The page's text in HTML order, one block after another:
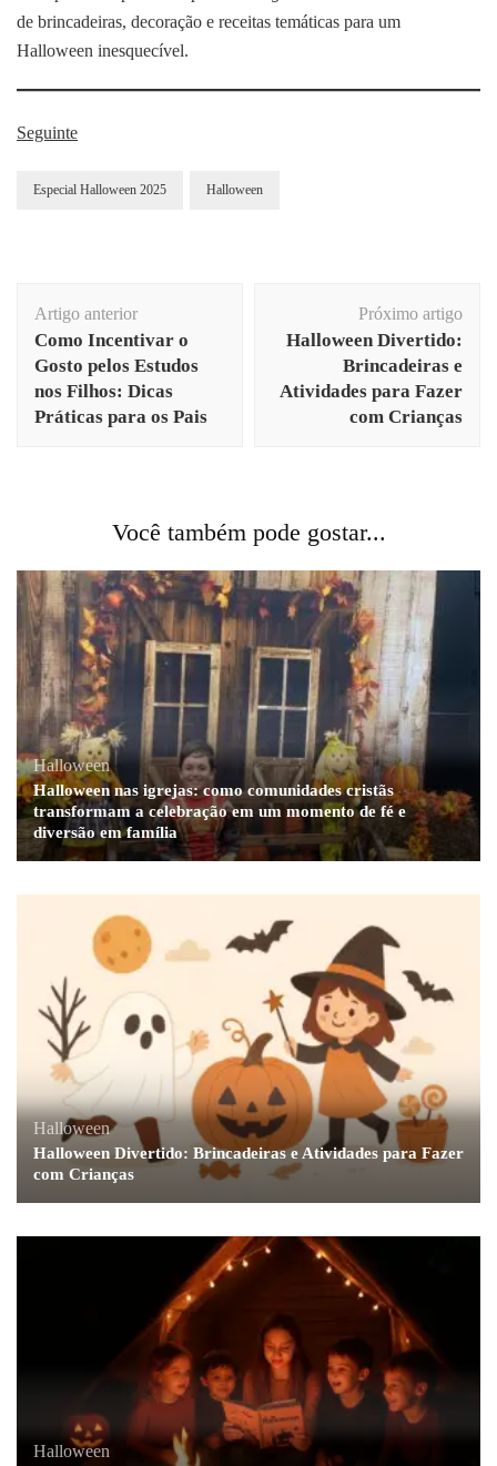
de brincadeiras, decoração e receitas temáticas para um
Halloween inesquecível.
Seguinte
Especial Halloween 2025 Halloween
de
post
Artigo anterior
Como Incentivar o
Gosto pelos Estudos
nos Filhos: Dicas
Práticas para os Pais
Próximo artigo
Halloween Divertido:
Brincadeiras e
Atividades para Fazer
com Crianças
Você também pode gostar...
Halloween
Halloween nas igrejas: como comunidades cristãs
transformam a celebração em um momento de fé e
diversão em família
Halloween
Halloween Divertido: Brincadeiras e Atividades para Fazer
com Crianças
Halloween